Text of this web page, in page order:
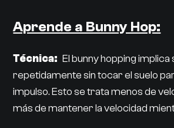
Aprende a Bunny Hop:
Técnica: El bunny hopping implica
repetidamente sin tocar el suelo
impulso. Esto se trata menos de
más de mantener la velocidad